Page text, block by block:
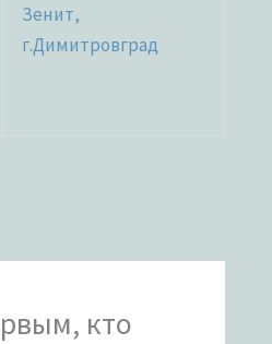
Зенит,
г.Димитровград
кто